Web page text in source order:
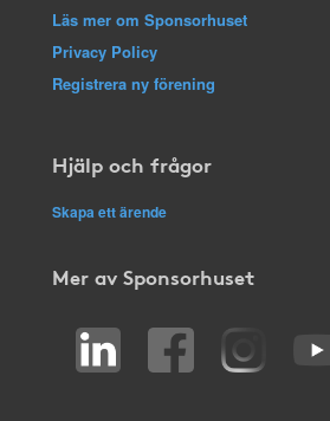
Läs mer om Sponsorhuset
Privacy Policy
Registrera ny förening
Hjälp och frågor
Skapa ett ärende
Mer av Sponsorhuset